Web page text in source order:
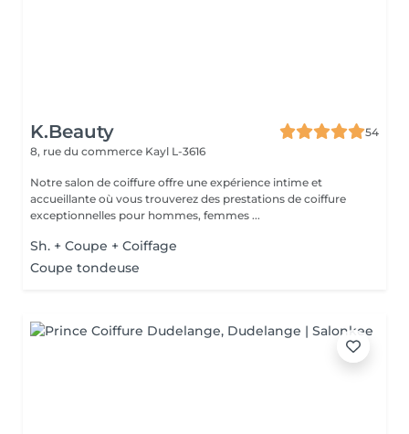
K.Beauty
54
8, rue du commerce Kayl L-3616
Notre salon de coiffure offre une expérience intime et
accueillante où vous trouverez des prestations de coiffure
exceptionnelles pour hommes, femmes ...
Sh. + Coupe + Coiffage
Coupe tondeuse